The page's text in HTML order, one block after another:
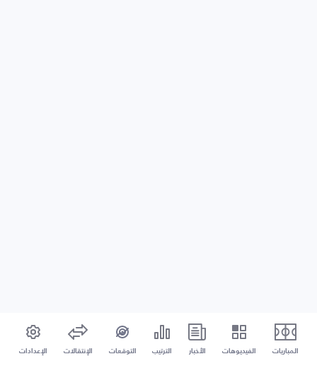
المباريات الفيديوهات الأخبار الترتيب التوقعات الإنتقالات الإعدادات